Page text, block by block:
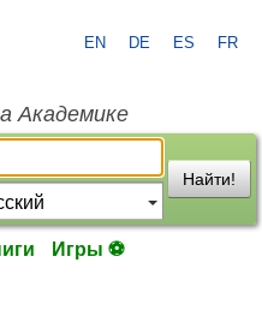
EN DE ES FR
Академике
Найти!
Игры ⚽